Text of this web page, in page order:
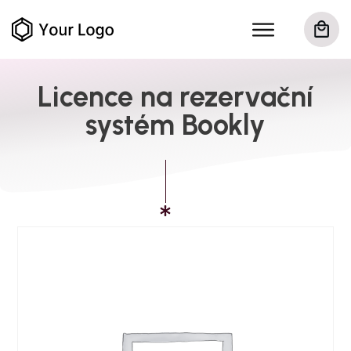
Licence na rezervační
systém Bookly